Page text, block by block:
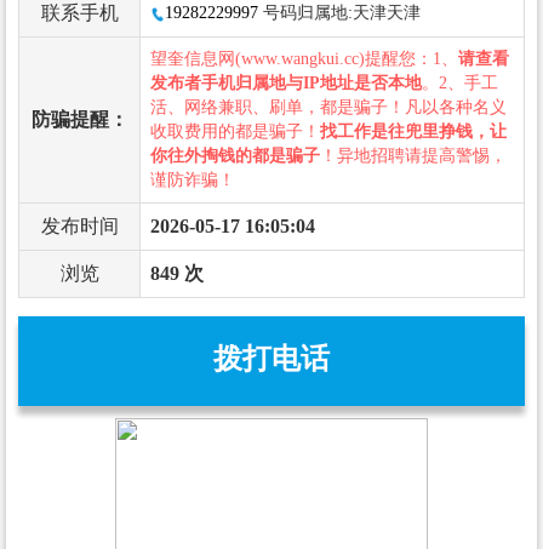
联系手机 19282229997 号码归属地:天津天津
防骗提醒：
望奎信息网(www.wangkui.cc)提醒您：1、 请查看
发布者手机归属地与IP地址是否本地。2、手工
活、网络兼职、刷单，都是骗子！凡以各种名义
收取费用的都是骗子！ 找工作是往兜里挣钱，让
你往外掏钱的都是骗子 ！异地招聘请提高警惕，
谨防诈骗！
发布时间 2026-05-17 16:05:04
浏览 849 次
拨打电话